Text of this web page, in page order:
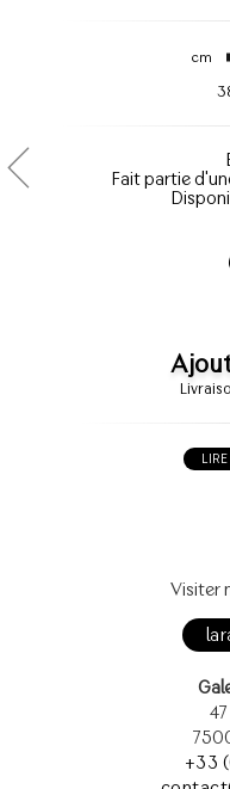
cm
Fait partie
Visiter
+33